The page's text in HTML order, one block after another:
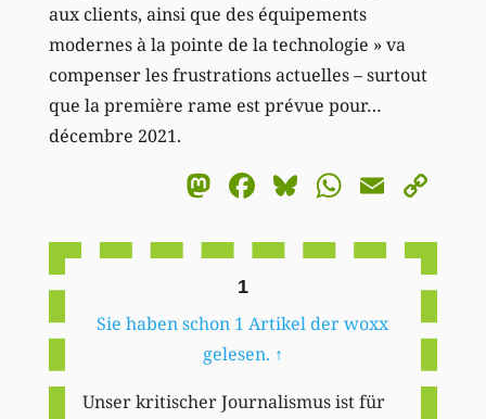
aux clients, ainsi que des équipements
modernes à la pointe de la technologie » va
compenser les frustrations actuelles – surtout
que la première rame est prévue pour…
décembre 2021.
Mastodon
Facebook
BlueskyEmail
1
Sie haben schon 1 Artikel der woxx
gelesen. ↑
Unser kritischer Journalismus ist für